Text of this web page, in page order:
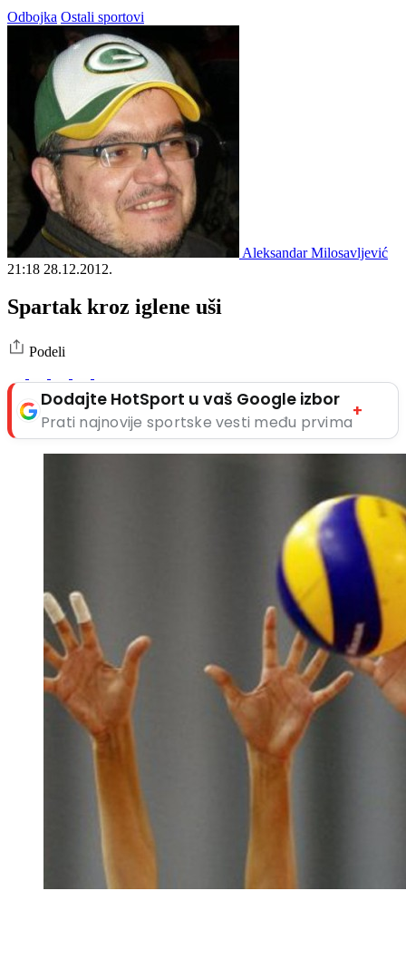
Odbojka Ostali sportovi
Aleksandar Milosavljević
21:18 28.12.2012.
Spartak kroz iglene uši
Podeli
Dodajte HotSport u vaš Google izbor
Prati najnovije sportske vesti među prvima
+